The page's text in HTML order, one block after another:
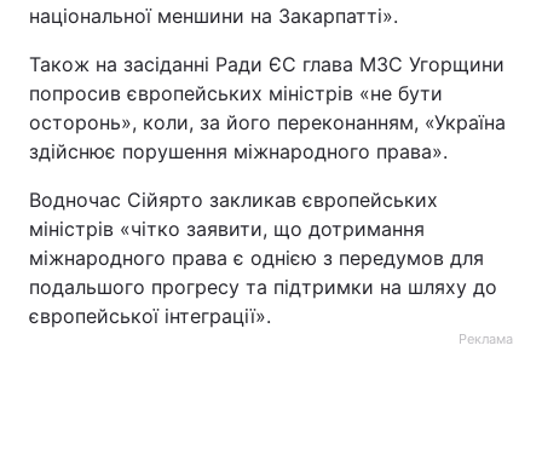
національної меншини на Закарпатті».
Також на засіданні Ради ЄС глава МЗС Угорщини
попросив європейських міністрів «не бути
осторонь», коли, за його переконанням, «Україна
здійснює порушення міжнародного права».
Водночас Сійярто закликав європейських
міністрів «чітко заявити, що дотримання
міжнародного права є однією з передумов для
подальшого прогресу та підтримки на шляху до
європейської інтеграції».
Реклама